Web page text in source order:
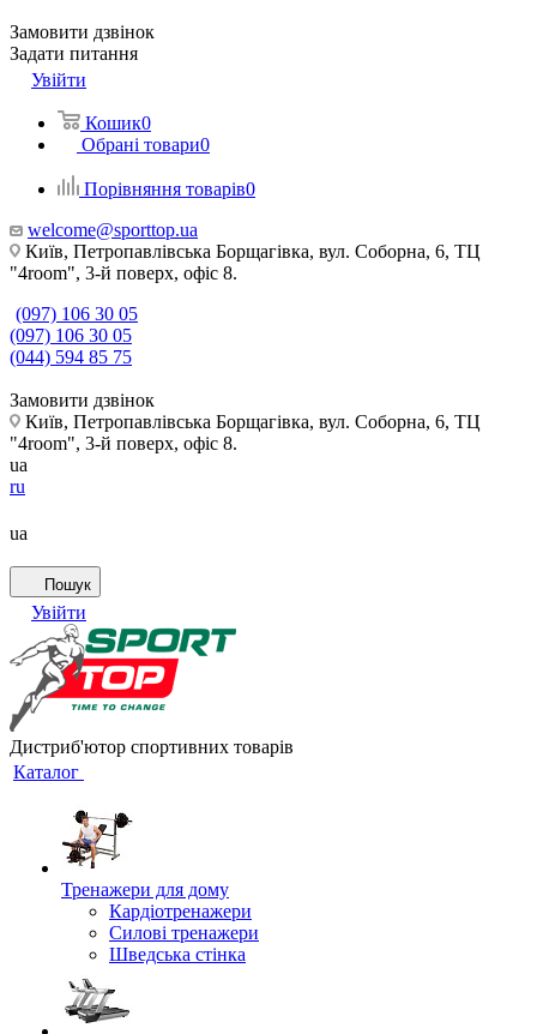
Замовити дзвінок
Задати питання
Увійти
Кошик0
Обрані товари0
Порівняння товарів0
welcome@sporttop.ua
Київ, Петропавлівська Борщагівка, вул. Соборна, 6, ТЦ
"4room", 3-й поверх, офіс 8.
(097) 106 30 05
(097) 106 30 05
(044) 594 85 75
Замовити дзвінок
Київ, Петропавлівська Борщагівка, вул. Соборна, 6, ТЦ
"4room", 3-й поверх, офіс 8.
ua
ru
ua
Пошук
Увійти
Дистриб'ютор спортивних товарів
Каталог
Тренажери для дому
Кардіотренажери
Силові тренажери
Шведська стінка